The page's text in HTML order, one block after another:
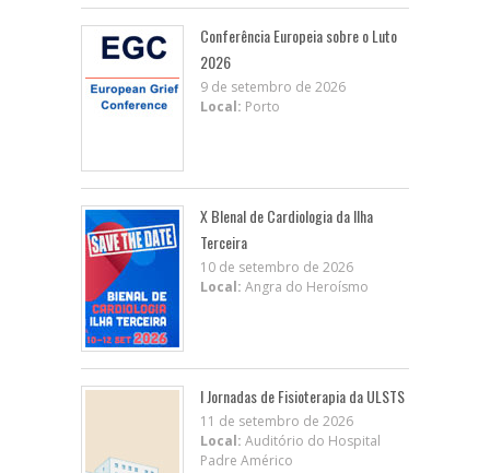
Conferência Europeia sobre o Luto
2026
9 de setembro de 2026
Local: Porto
X BIenal de Cardiologia da Ilha
Terceira
10 de setembro de 2026
Local: Angra do Heroísmo
I Jornadas de Fisioterapia da ULSTS
11 de setembro de 2026
Local: Auditório do Hospital
Padre Américo